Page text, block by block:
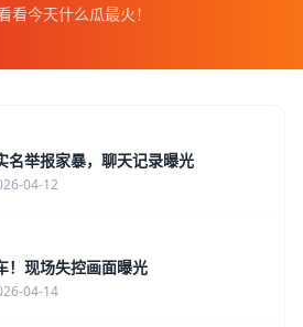
看今天什么瓜最火！
名举报家暴，聊天记录曝光
04-12
！现场失控画面曝光
04-14